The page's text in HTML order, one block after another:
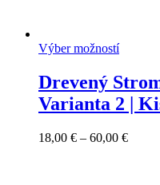
Výber možností
Drevený
Varianta 2 |
18,00 € – 60,00 €Price